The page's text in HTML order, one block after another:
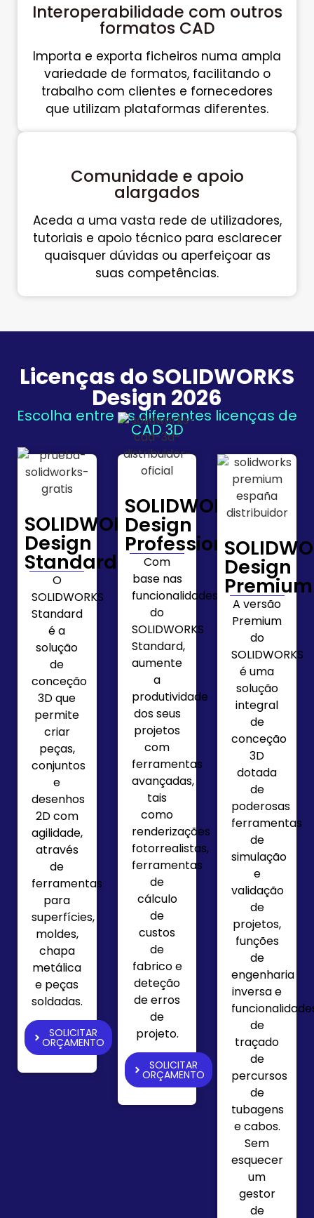
Interoperabilidade com outros
formatos CAD
Importa e exporta ficheiros numa ampla
variedade de formatos, facilitando o
trabalho com clientes e fornecedores
que utilizam plataformas diferentes.
Comunidade e apoio
alargados
Aceda a uma vasta rede de utilizadores,
tutoriais e apoio técnico para esclarecer
quaisquer dúvidas ou aperfeiçoar as
suas competências.
Licenças do SOLIDWORKS
Design 2026
Escolha entre as diferentes licenças de
CAD 3D
SOLIDWORKS
Design
Standard
O
SOLIDWORKS
Standard
é a
solução
de
conceção
3D que
permite
criar
peças,
conjuntos
e
desenhos
2D com
agilidade,
através
de
ferramentas
para
superfícies,
moldes,
chapa
metálica
e peças
soldadas.
SOLICITAR
ORÇAMENTO
SOLIDWORKS
Design
Professional
Com
base nas
funcionalidades
do
SOLIDWORKS
Standard,
aumente
a
produtividade
dos seus
projetos
com
ferramentas
avançadas,
tais
como
renderizações
fotorrealistas,
ferramentas
de
cálculo
de
custos
de
fabrico e
deteção
de erros
de
projeto.
SOLICITAR
ORÇAMENTO
Design
Premium
A versão
Premium
do
SOLIDWORKS
é uma
solução
integral
de
conceção
3D
dotada
de
poderosas
ferramentas
de
simulação
e
validação
de
projetos,
funções
de
engenharia
inversa e
de
traçado
de
percursos
de
tubagens
e cabos.
Sem
esquecer
um
gestor
de